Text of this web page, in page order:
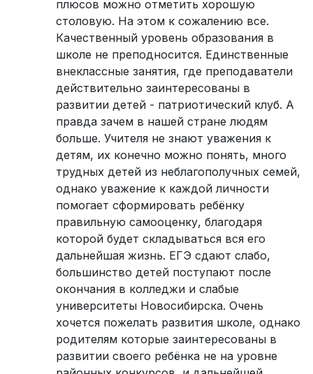
плюсов можно отметить хорошую
столовую. На этом к сожалению все.
Качественный уровень образования в
школе не преподносится. Единственные
внеклассные занятия, где преподаватели
действительно заинтересованы в
развитии детей - патриотический клуб. А
правда зачем в нашей стране людям
больше. Учителя не знают уважения к
детям, их конечно можно понять, много
трудных детей из неблагополучных семей,
однако уважение к каждой личности
помогает сформировать ребёнку
правильную самооценку, благодаря
которой будет складываться вся его
дальнейшая жизнь. ЕГЭ сдают слабо,
большинство детей поступают после
окончания в колледжи и слабые
университеты Новосибирска. Очень
хочется пожелать развития школе, однако
родителям которые заинтересованы в
развитии своего ребёнка не на уровне